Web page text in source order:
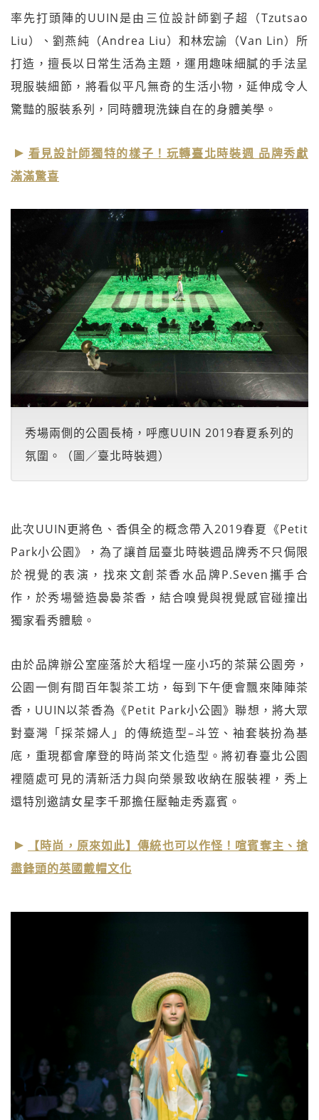
率先打頭陣的UUIN是由三位設計師劉子超（Tzutsao
Liu）、劉燕純（Andrea Liu）和林宏諭（Van Lin）所
打造，擅長以日常生活為主題，運用趣味細膩的手法呈
現服裝細節，將看似平凡無奇的生活小物，延伸成令人
驚豔的服裝系列，同時體現洗鍊自在的身體美學。
看見設計師獨特的樣子！玩轉臺北時裝週 品牌秀獻
滿滿驚喜
秀場兩側的公園長椅，呼應UUIN 2019春夏系列的
氛圍。（圖／臺北時裝週）
此次UUIN更將色、香俱全的概念帶入2019春夏《Petit
Park小公園》，為了讓首屆臺北時裝週品牌秀不只侷限
於視覺的表演，找來文創茶香水品牌P.Seven攜手合
作，於秀場營造裊裊茶香，結合嗅覺與視覺感官碰撞出
獨家看秀體驗。
由於品牌辦公室座落於大稻埕一座小巧的茶葉公園旁，
公園一側有間百年製茶工坊，每到下午便會飄來陣陣茶
香，UUIN以茶香為《Petit Park小公園》聯想，將大眾
對臺灣「採茶婦人」的傳統造型–斗笠、袖套裝扮為基
底，重現都會摩登的時尚茶文化造型。將初春臺北公園
裡隨處可見的清新活力與向榮景致收納在服裝裡，秀上
還特別邀請女星李千那擔任壓軸走秀嘉賓。
【時尚，原來如此】傳統也可以作怪！喧賓奪主、搶
盡鋒頭的英國戴帽文化